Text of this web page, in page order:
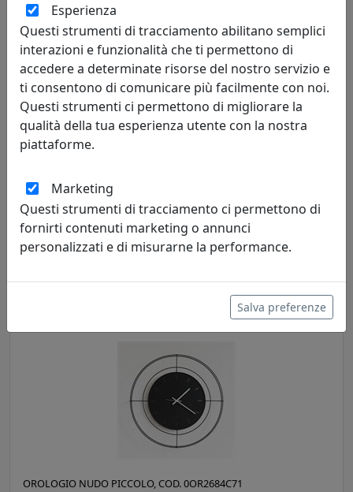
OROLOGIO DA PARETE DI GRANDI DIMENSIONI CON NUMERI
ROMANI BIG LUX, COD. 0OR3260C20
Arti e Mestieri
OROLOGIO NUDO PICCOLO, COD. 0OR2684C71
Esperienza
Questi strumenti di tracciamento abilitano semplici
interazioni e funzionalità che ti permettono di
accedere a determinate risorse del nostro servizio e
ti consentono di comunicare più facilmente con noi.
Questi strumenti ci permettono di migliorare la
qualità della tua esperienza utente con la nostra
piattaforme.
Marketing
Questi strumenti di tracciamento ci permettono di
fornirti contenuti marketing o annunci
personalizzati e di misurarne la performance.
Salva preferenze